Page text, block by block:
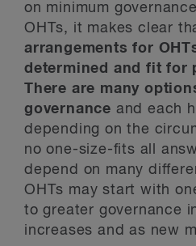
on minimum
OHTs, it makes clear
arrangements for
determined and fit for
There are many
governance and each
depending on the
no one-size-fits all
depend on many
OHTs may start with
to greater governance
increases and as new